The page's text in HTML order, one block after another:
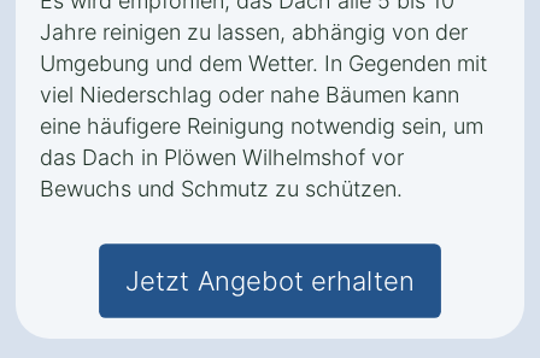
Jahre reinigen zu lassen, abhängig von der
Umgebung und dem Wetter. In Gegenden mit
viel Niederschlag oder nahe Bäumen kann
eine häufigere Reinigung notwendig sein, um
das Dach in Plöwen Wilhelmshof vor
Bewuchs und Schmutz zu schützen.
Jetzt Angebot erhalten